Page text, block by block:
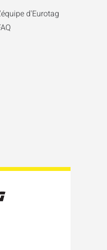
d'Eurotag